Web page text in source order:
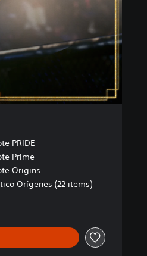
PRIDE
Prime
Origins
Orígenes (22 items)